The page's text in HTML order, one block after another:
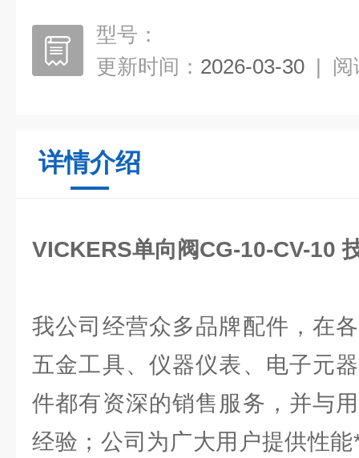
型号：
更新时间： 2026-03-30 | 阅
详情介绍
VICKERS单向阀CG-10-CV-10
我公司经营众多品牌配件，在
五金工具、仪器仪表、电子元
件都有资深的销售服务，并与
经验；公司为广大用户提供性